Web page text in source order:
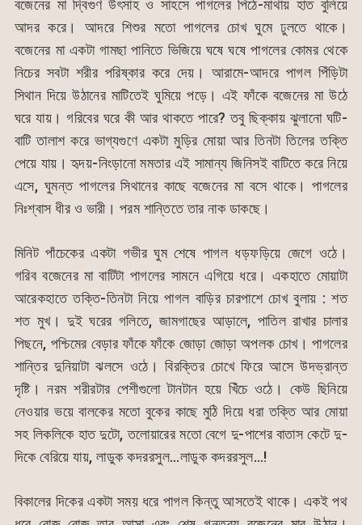
বজেনের মা দ্বিগুণ উৎসাহ ও সাহসে পাগলের পিঠে-মাথায় হাত বুলিয়ে
আদর করে। আদরে শিশুর মতো পাগলের চোখ ঘুমে ঢুলতে থাকে।
বজেনের মা একটা গামছা পানিতে ভিজিয়ে ঘষে ঘষে পাগলের কোমর থেকে
নিচের সবটা শরীর পরিষ্কার করে দেয়। আরামে-আদরে পাগল পিঁড়িটা
সিথান দিয়ে উঠানের মাটিতেই ঘুমিয়ে পড়ে। এই ফাঁকে বজেনের মা উঠে
ঘরে যায়। গরিবের ঘরে কী আর থাকতে পারে? তবু ছিক্কায় ঝুলানো ঘটি-
বাটি তালাশ করে ভাগ্যগুণে একটা মুড়ির মোয়া আর তিনটা তিলের তক্তি
পেয়ে যায়। হৃদয়-নিংড়ানো মমতার এই সামান্য জিনিসই বাটিতে করে নিয়ে
এসে, ঘুমন্ত পাগলের সিথানের কাছে বজেনের মা বসে থাকে। পাগলের
নিঃশ্বাস ধীর ও ভারী। পরম শান্তিতে তার নাক ডাকছে।
মিনিট পাঁচেকের একটা গভীর ঘুম শেষে পাগল ধড়ফড়িয়ে জেগে ওঠে।
গরিব বজেনের মা বাটিটা পাগলের সামনে এগিয়ে ধরে। একহাতে মোয়াটা
আরেকহাতে তক্তি-তিনটা নিয়ে পাগল বাড়ির চারপাশে চোখ বুলায় : শত
শত মুখ। দুই ঘরের গলিতে, জামগাছের আড়ালে, পাতিল রাখার চালার
পিছনে, পশ্চিমের বেড়ার ফাঁকে ফাঁকে জোড়া জোড়া অপলক চোখ। পাগলের
শান্তির দুনিয়াটা ঝলসে ওঠে। বিরক্তির চোখে ফিরে আসে উদভ্রান্ত
দৃষ্টি। নরম শরীরটার পেশীগুলো টানটান হয়ে খিঁচে ওঠে। কেউ ছিনিয়ে
নেওয়ার ভয়ে বালকের মতো বুকের কাছে মুঠি দিয়ে ধরা তক্তি আর মোয়া
সহ লিকলিকে হাত দুটো, তলোয়ারের মতো বেগে দু-পাশের বাতাস কেটে দু-
দিকে বেরিয়ে যায়, লাডুক কদররসুল…লাডুক কদররসুল…!
বিকালের দিকের একটা সময় ধরে পাগল কিন্তু আসতেই থাকে। একই পথ